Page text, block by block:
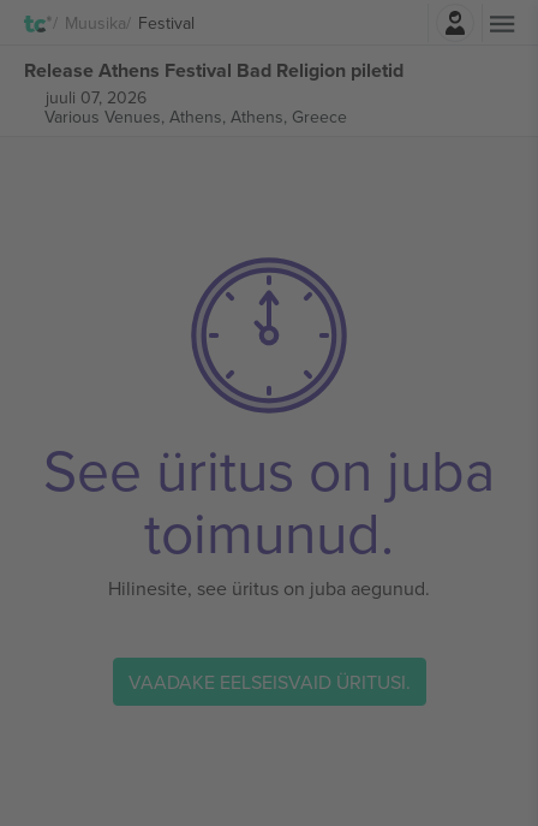
Muusika Festival
Release Athens Festival Bad Religion piletid
juuli 07, 2026
Various Venues, Athens, Athens, Greece
See üritus on juba
toimunud.
Hilinesite, see üritus on juba aegunud.
VAADAKE EELSEISVAID ÜRITUSI.